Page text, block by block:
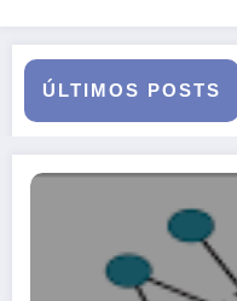
ÚLTIMOS POSTS
Curso: Psicopatologia